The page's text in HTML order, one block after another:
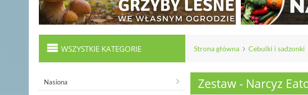
WSZYSTKIE KATEGORIE Strona główna Cebulki i sadzonki
Nasiona Zestaw - Narcyz